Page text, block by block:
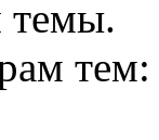
темы.